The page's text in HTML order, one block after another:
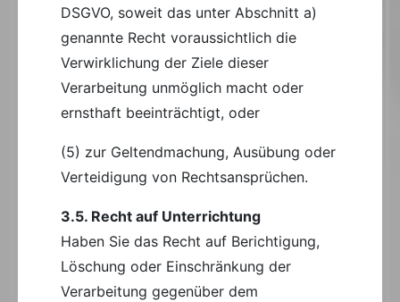
DSGVO, soweit das unter Abschnitt a)
genannte Recht voraussichtlich die
Verwirklichung der Ziele dieser
Verarbeitung unmöglich macht oder
ernsthaft beeinträchtigt, oder
(5) zur Geltendmachung, Ausübung oder
Verteidigung von Rechtsansprüchen.
3.5. Recht auf Unterrichtung
Haben Sie das Recht auf Berichtigung,
Löschung oder Einschränkung der
Verarbeitung gegenüber dem